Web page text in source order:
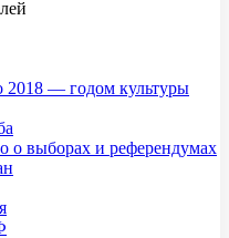
— годом культуры
о выборах и референдумах